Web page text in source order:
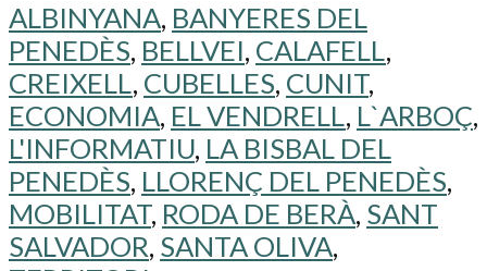
ALBINYANA, BANYERES DEL
PENEDÈS, BELLVEI, CALAFELL,
CREIXELL, CUBELLES, CUNIT,
ECONOMIA, EL VENDRELL, L`ARBOÇ,
L'INFORMATIU, LA BISBAL DEL
PENEDÈS, LLORENÇ DEL PENEDÈS,
MOBILITAT, RODA DE BERÀ, SANT
SALVADOR, SANTA OLIVA,